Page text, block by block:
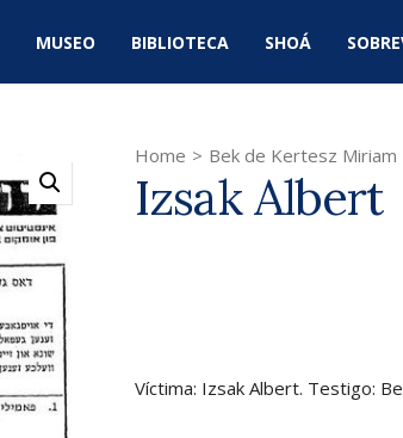
MUSEO BIBLIOTECA SHOÁ
Home > Bek de Kertesz Miriam
Izsak Albert
Víctima: Izsak Albert. Testigo: